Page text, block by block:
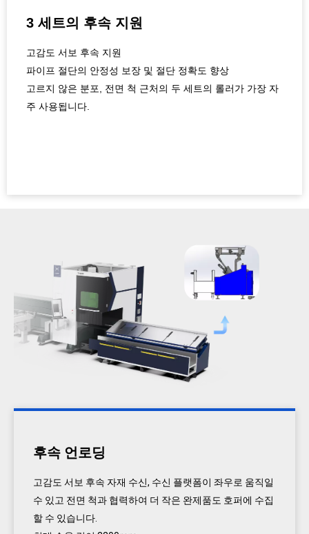
3 세트의 후속 지원
고감도 서보 후속 지원
파이프 절단의 안정성 보장 및 절단 정확도 향상
고르지 않은 분포, 전면 척 근처의 두 세트의 롤러가 가장 자
주 사용됩니다.
후속 언로딩
고감도 서보 후속 자재 수신, 수신 플랫폼이 좌우로 움직일
수 있고 전면 척과 협력하여 더 작은 완제품도 호퍼에 수집
할 수 있습니다.